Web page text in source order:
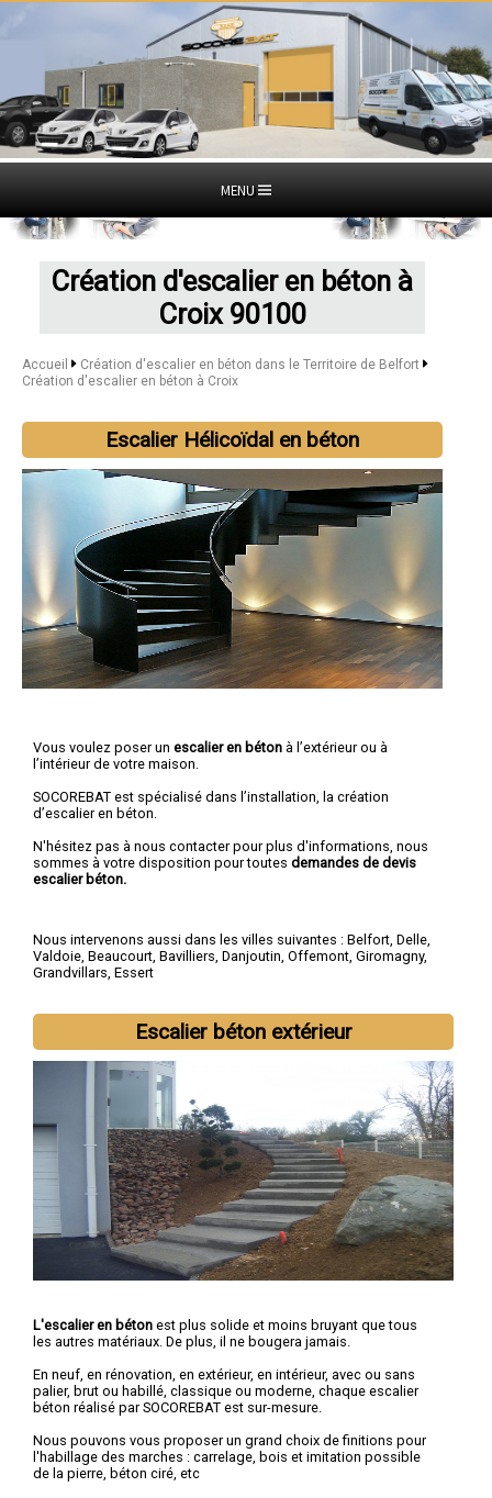
MENU
Création d'escalier en béton à
Croix 90100
Accueil
Création d'escalier en béton dans le Territoire de Belfort
Création d'escalier en béton à Croix
Escalier Hélicoïdal en béton
Vous voulez poser un escalier en béton à l’extérieur ou à
l’intérieur de votre maison.
SOCOREBAT est spécialisé dans l’installation, la création
d’escalier en béton.
N'hésitez pas à nous contacter pour plus d'informations, nous
sommes à votre disposition pour toutes demandes de devis
escalier béton.
Nous intervenons aussi dans les villes suivantes : Belfort, Delle,
Valdoie, Beaucourt, Bavilliers, Danjoutin, Offemont, Giromagny,
Grandvillars, Essert
Escalier béton extérieur
L'escalier en béton est plus solide et moins bruyant que tous
les autres matériaux. De plus, il ne bougera jamais.
En neuf, en rénovation, en extérieur, en intérieur, avec ou sans
palier, brut ou habillé, classique ou moderne, chaque escalier
béton réalisé par SOCOREBAT est sur-mesure.
Nous pouvons vous proposer un grand choix de finitions pour
l'habillage des marches : carrelage, bois et imitation possible
de la pierre, béton ciré, etc